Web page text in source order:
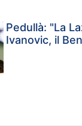
Pedullà: "La
Ivanovic, il